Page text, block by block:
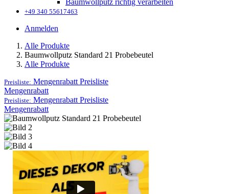
+49 340 55617463
Anmelden
Alle Produkte
Baumwollputz Standard 21 Probebeutel
Alle Produkte
Preisliste: Mengenrabatt Preisliste
Mengenrabatt
Preisliste: Mengenrabatt Preisliste
Mengenrabatt